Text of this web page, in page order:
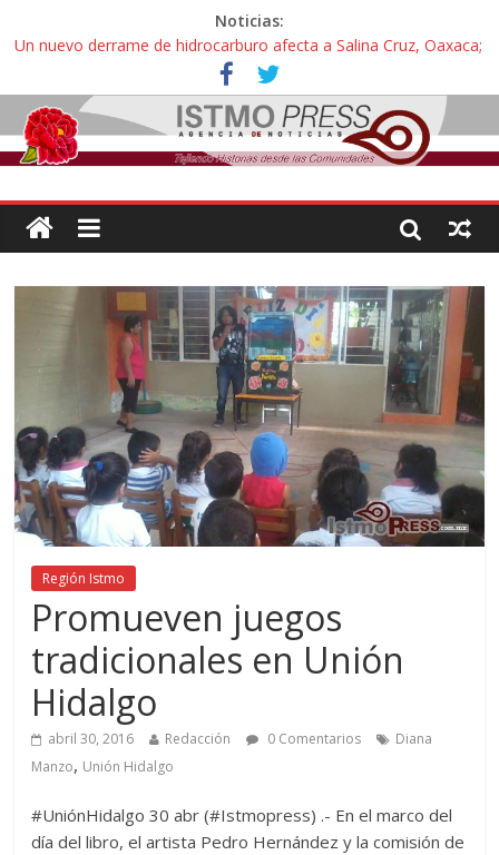
Noticias:
Un nuevo derrame de hidrocarburo afecta a Salina Cruz, Oaxaca;
ahora pescadores de Salinas del Marqués denuncian daños de
Pemex
Ángel, el joven autista expulsado por la Universidad Bienestar de
Ixtepec, Oaxaca vuelve a las aulas tras amparo
Familiares de periodista Alejandro Leyva se reúnen con titular de
intelectuales de su asesinato
Alertan pescadores de Juchitán, Oaxaca de nuevo despojo de su
Pescadores y comuneros ikoots detienen la extracción ilegal de
material pétreo de gravera Oyamel
Región Istmo
Promueven juegos
tradicionales en Unión
Hidalgo
abril 30, 2016 Redacción 0 Comentarios
Diana
Manzo, Unión Hidalgo
#UniónHidalgo 30 abr (#Istmopress) .- En el marco del
día del libro, el artista Pedro Hernández y la comisión de